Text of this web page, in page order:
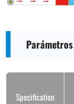
Specification